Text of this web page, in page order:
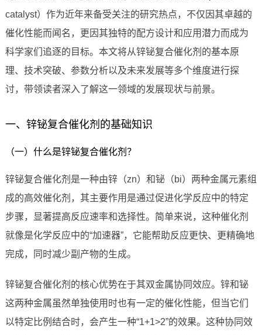
catalyst）作为近年来备受关注的研究热点，不仅因其卓越的
催化性能而闻名，更因其独特的配方设计和应用潜力而成为
科学家们追逐的目标。本文将从锌铋复合催化剂的基本原
理、技术突破、参数分析以及未来发展等多个维度进行探
讨，带领读者深入了解这一领域的发展现状与前景。
一、锌铋复合催化剂的基础知识
（一）什么是锌铋复合催化剂？
锌铋复合催化剂是一种由锌（zn）和铋（bi）两种金属元素组
成的高效催化剂，其主要作用是通过促进化学反应中的特定
步骤，显著提高反应速率和选择性。简单来说，这种催化剂
就像是化学反应中的“加速器”，它能帮助反应更快、更精确地
完成，同时减少副产物的生成。
锌铋复合催化剂的核心优势在于其双金属协同效应。锌和铋
这两种金属虽然单独使用时也有一定的催化性能，但当它们
以特定比例结合时，会产生一种“1+1>2”的效果。这种协同效